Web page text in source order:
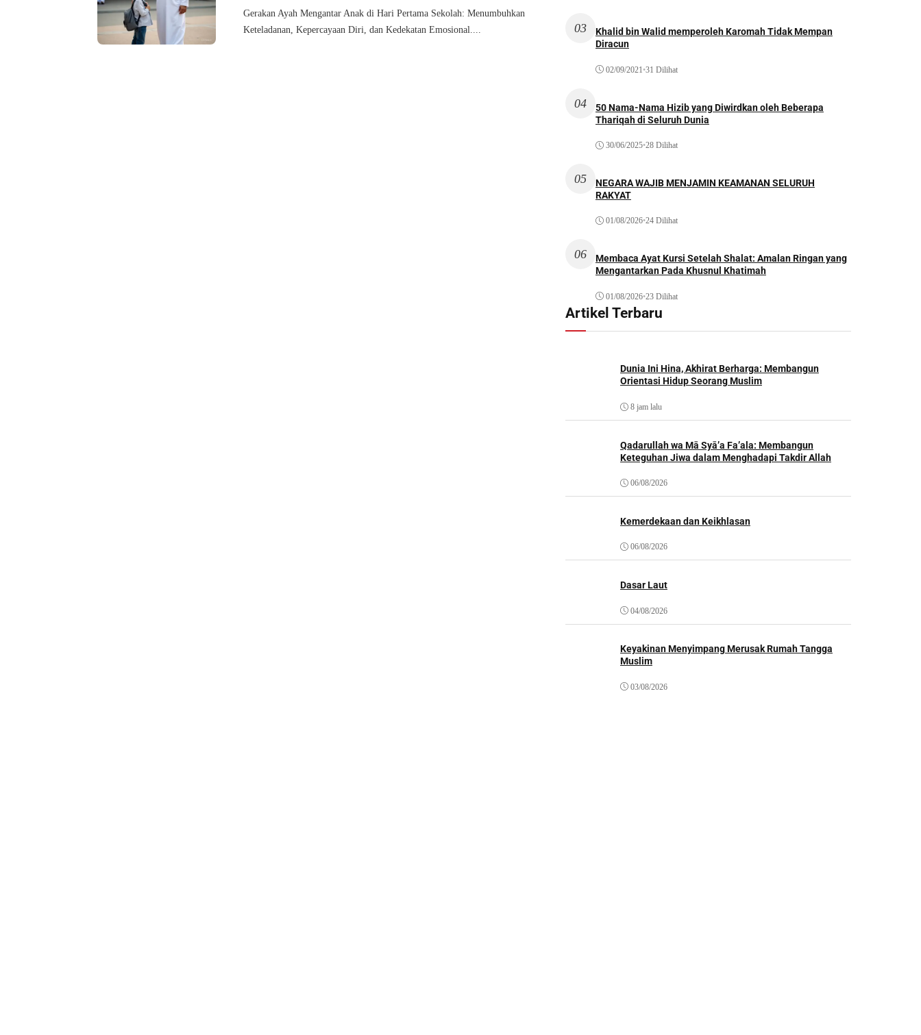
Gerakan Ayah Mengantar Anak di Hari Pertama Sekolah: Menumbuhkan
Keteladanan, Kepercayaan Diri, dan Kedekatan Emosional....
03
Khalid bin Walid memperoleh Karomah Tidak Mempan
Diracun
02/09/2021•31 Dilihat
04
50 Nama-Nama Hizib yang Diwirdkan oleh Beberapa
Thariqah di Seluruh Dunia
30/06/2025•28 Dilihat
05
NEGARA WAJIB MENJAMIN KEAMANAN SELURUH
RAKYAT
01/08/2026•24 Dilihat
06
Membaca Ayat Kursi Setelah Shalat: Amalan Ringan yang
Mengantarkan Pada Khusnul Khatimah
01/08/2026•23 Dilihat
Artikel Terbaru
Dunia Ini Hina, Akhirat Berharga: Membangun
Orientasi Hidup Seorang Muslim
8 jam lalu
Qadarullah wa Mā Syā’a Fa’ala: Membangun
Keteguhan Jiwa dalam Menghadapi Takdir Allah
06/08/2026
Kemerdekaan dan Keikhlasan
06/08/2026
Dasar Laut
04/08/2026
Keyakinan Menyimpang Merusak Rumah Tangga
Muslim
03/08/2026